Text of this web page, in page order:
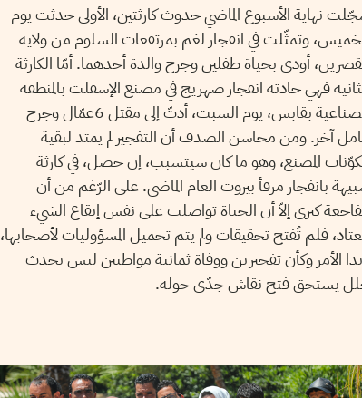
نهاية الأسبوع الماضي حدوث كارثتين، الأولى حدثت يوم
وتمثّلت في انفجار لغم بمرتفعات السلوم من ولاية
أودى بحياة طفلين وجرح والدة أحدهما. أمّا الكارثة
فهي حادثة انفجار صهريج في مصنع الإسفلت بالمنطقة
الصناعية بقابس، يوم السبت، أدتّ إلى مقتل 6عمّال وجرح
آخر. ومن محاسن الصدف أن التفجير لم يمتد لبقية
المصنع، وهو ما كان سيتسبب، إن حصل، في كارثة
بانفجار مرفأ بيروت العام الماضي. على الرّغم من أن
كبرى إلاّ أن الحياة تواصلت على نفس إيقاع الشيء
فلم تُفتح تحقيقات ولم يتم تحميل المسؤوليات لأصحابها،
الأمر وكأن تفجيرين ووفاة ثمانية مواطنين ليس بحدث
يستحق فتح نقاش جدّي حوله.